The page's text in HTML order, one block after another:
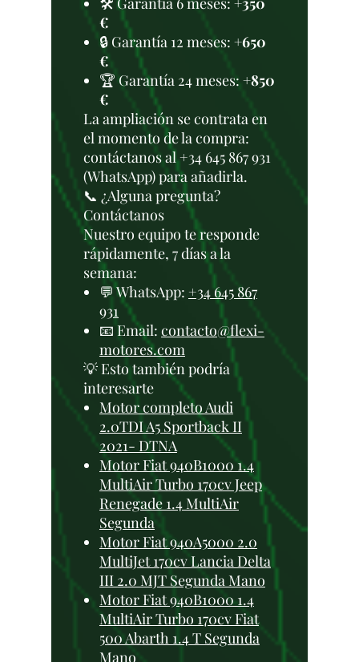
€
🔒 Garantía 12 meses: +650
€
🏆 Garantía 24 meses:+850
€
La ampliación se contrata en
el momento de la compra:
contáctanos al +34 645 867 931
(WhatsApp) para añadirla.
📞 ¿Alguna pregunta?
Contáctanos
Nuestro equipo te responde
rápidamente, 7 días a la
semana:
💬 WhatsApp: +34 645 867
931
📧 Email: contacto@flexi-
motores.com
💡 Esto también podría
interesarte
Motor completo Audi
2.0TDI A5 Sportback II
2021- DTNA
Motor Fiat 940B1000 1.4
MultiAir Turbo 170cv Jeep
Renegade 1.4 MultiAir
Segunda
Motor Fiat 940A5000 2.0
MultiJet 170cv Lancia Delta
III 2.0 MJT Segunda Mano
Motor Fiat 940B1000 1.4
MultiAir Turbo 170cv Fiat
500 Abarth 1.4 T Segunda
Mano